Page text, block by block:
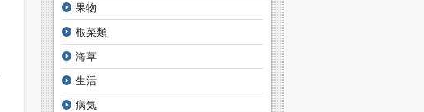
果物
根菜類
海草
生活
病気